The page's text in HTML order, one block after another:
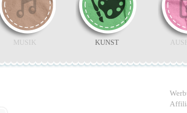
MUSIK KUNST